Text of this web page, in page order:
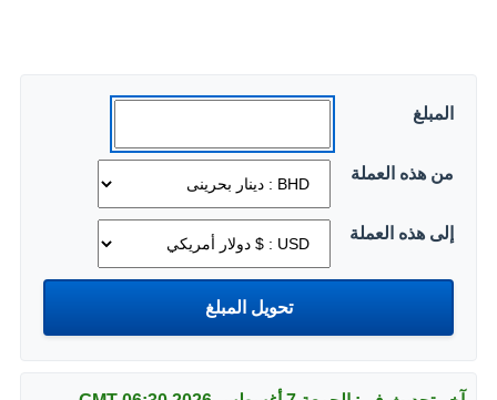
المبلغ
من هذه العملة
إلى هذه العملة